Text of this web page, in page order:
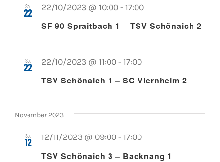
So.
22
SF 90 Spraitbach 1 – TSV Schönaich 2
22/10/2023 @ 10:00 - 17:00
So.
22
TSV Schönaich 1 – SC Viernheim 2
22/10/2023 @ 11:00 - 17:00
November 2023
So.
12
TSV Schönaich 3 – Backnang 1
12/11/2023 @ 09:00 - 17:00